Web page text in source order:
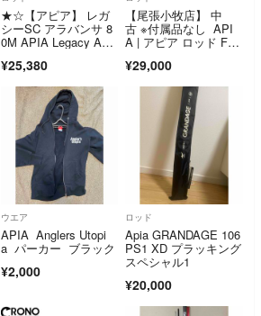
★☆【アピア】 レガ
シーSC アラバンサ 8
0M APIA Legacy ALA
ル アオリイカ K_168
★☆v46052
¥25,380
【尾張小牧店】 中
古 ※付属品なし API
A | アピア ロッド Foo
ML フージンRS スプ
リンガー 88M 釣竿 2
ピース 【84】
¥29,000
ウエア
APIA Anglers Utopi
a パーカー ブラック
¥2,000
ロッド
Apia GRANDAGE 106
PS1 XD プラッキング
スペシャル1
¥20,000